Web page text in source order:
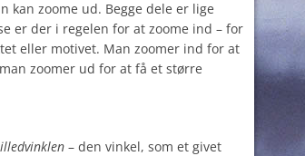
kan zoome ud. Begge dele er lige
er der i regelen for at zoome ind – for
eller motivet. Man zoomer ind for at
zoomer ud for at få et større
– den vinkel, som et givet